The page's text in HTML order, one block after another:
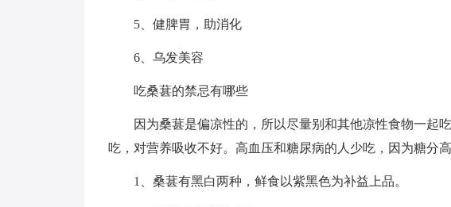
5、健脾胃，助消化
6、乌发美容
吃桑葚的禁忌有哪些
因为桑葚是偏凉性的，所以尽量别和其他凉性食物一起
吃，对营养吸收不好。高血压和糖尿病的人少吃，因为糖分高
1、桑葚有黑白两种，鲜食以紫黑色为补益上品。